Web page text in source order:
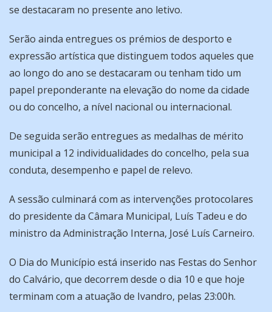
se destacaram no presente ano letivo.
Serão ainda entregues os prémios de desporto e
expressão artística que distinguem todos aqueles que
ao longo do ano se destacaram ou tenham tido um
papel preponderante na elevação do nome da cidade
ou do concelho, a nível nacional ou internacional.
De seguida serão entregues as medalhas de mérito
municipal a 12 individualidades do concelho, pela sua
conduta, desempenho e papel de relevo.
A sessão culminará com as intervenções protocolares
do presidente da Câmara Municipal, Luís Tadeu e do
ministro da Administração Interna, José Luís Carneiro.
O Dia do Município está inserido nas Festas do Senhor
do Calvário, que decorrem desde o dia 10 e que hoje
terminam com a atuação de Ivandro, pelas 23:00h.